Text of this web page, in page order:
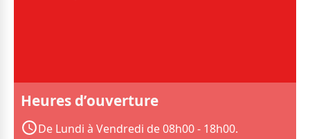
Heures d’ouverture
De Lundi à Vendredi de 08h00 - 18h00.